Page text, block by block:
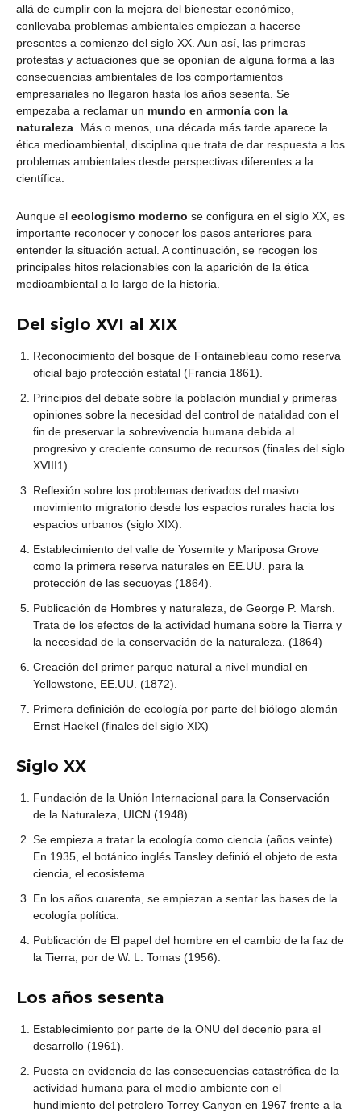
allá de cumplir con la mejora del bienestar económico,
conllevaba problemas ambientales empiezan a hacerse
presentes a comienzo del siglo XX. Aun así, las primeras
protestas y actuaciones que se oponían de alguna forma a las
consecuencias ambientales de los comportamientos
empresariales no llegaron hasta los años sesenta. Se
empezaba a reclamar un mundo en armonía con la
naturaleza . Más o menos, una década más tarde aparece la
ética medioambiental, disciplina que trata de dar respuesta a los
problemas ambientales desde perspectivas diferentes a la
científica.
Aunque el ecologismo moderno se configura en el siglo XX, es
importante reconocer y conocer los pasos anteriores para
entender la situación actual. A continuación, se recogen los
principales hitos relacionables con la aparición de la ética
medioambiental a lo largo de la historia.
Del siglo XVI al XIX
Reconocimiento del bosque de Fontainebleau como reserva
oficial bajo protección estatal (Francia 1861).
Principios del debate sobre la población mundial y primeras
opiniones sobre la necesidad del control de natalidad con el
fin de preservar la sobrevivencia humana debida al
progresivo y creciente consumo de recursos (finales del siglo
XVIII1).
Reflexión sobre los problemas derivados del masivo
movimiento migratorio desde los espacios rurales hacia los
espacios urbanos (siglo XIX).
Establecimiento del valle de Yosemite y Mariposa Grove
como la primera reserva naturales en EE.UU. para la
protección de las secuoyas (1864).
Publicación de Hombres y naturaleza, de George P. Marsh.
Trata de los efectos de la actividad humana sobre la Tierra y
la necesidad de la conservación de la naturaleza. (1864)
Creación del primer parque natural a nivel mundial en
Yellowstone, EE.UU. (1872).
Primera definición de ecología por parte del biólogo alemán
Ernst Haekel (finales del siglo XIX)
Siglo XX
Fundación de la Unión Internacional para la Conservación
de la Naturaleza, UICN (1948).
Se empieza a tratar la ecología como ciencia (años veinte).
En 1935, el botánico inglés Tansley definió el objeto de esta
ciencia, el ecosistema.
En los años cuarenta, se empiezan a sentar las bases de la
ecología política.
Publicación de El papel del hombre en el cambio de la faz de
la Tierra, por de W. L. Tomas (1956).
Los años sesenta
Establecimiento por parte de la ONU del decenio para el
desarrollo (1961).
Puesta en evidencia de las consecuencias catastrófica de la
actividad humana para el medio ambiente con el
hundimiento del petrolero Torrey Canyon en 1967 frente a la